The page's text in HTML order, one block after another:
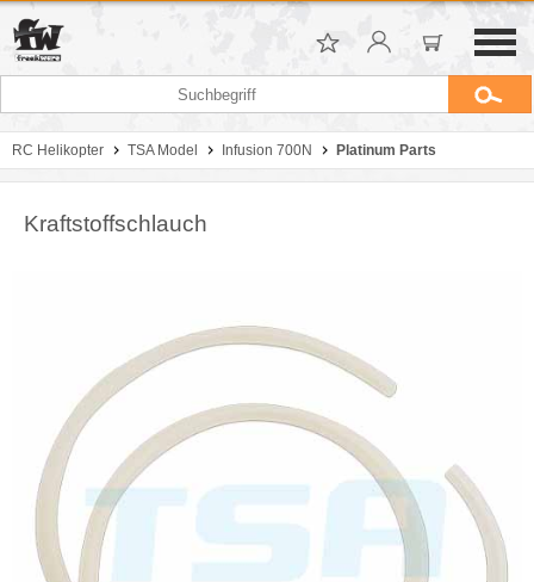
RC Helikopter TSA Model Infusion 700N Platinum Parts
Kraftstoffschlauch